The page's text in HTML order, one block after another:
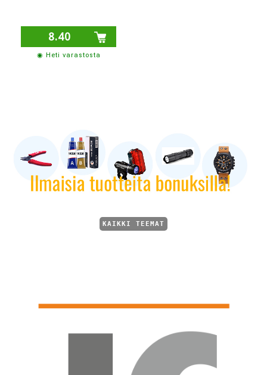
8.40
◉ Heti varastosta
KAIKKI TEEMAT